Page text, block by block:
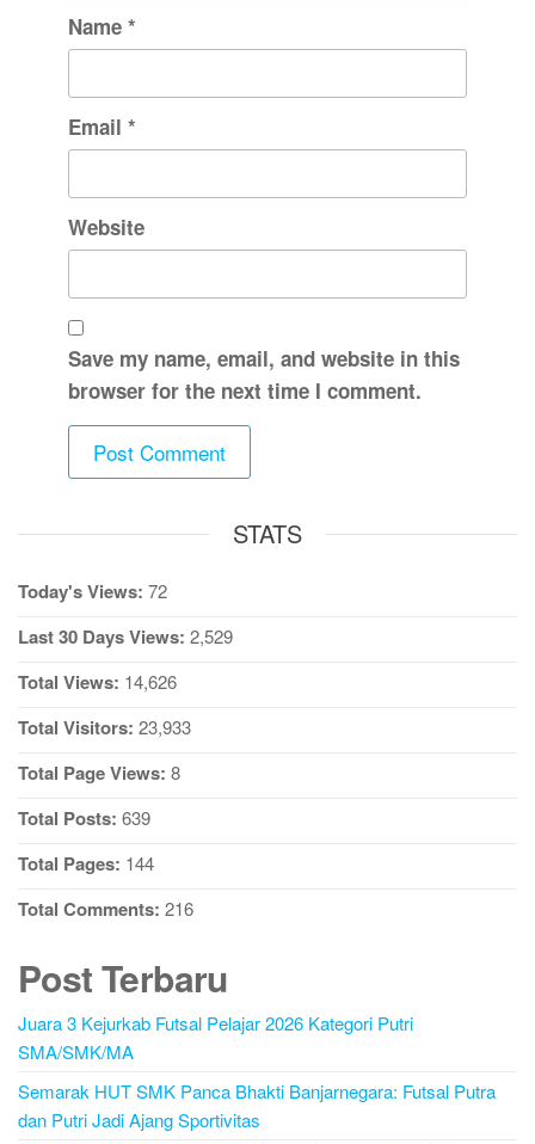
Name *
Email *
Website
Save my name, email, and website in this
browser for the next time I comment.
STATS
Today's Views: 72
Last 30 Days Views: 2,529
Total Views: 14,626
Total Visitors: 23,933
Total Page Views: 8
Total Posts: 639
Total Pages: 144
Total Comments: 216
Post Terbaru
Juara 3 Kejurkab Futsal Pelajar 2026 Kategori Putri
SMA/SMK/MA
Semarak HUT SMK Panca Bhakti Banjarnegara: Futsal Putra
dan Putri Jadi Ajang Sportivitas